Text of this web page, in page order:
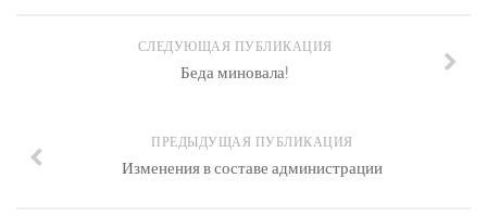
СЛЕДУЮЩАЯ ПУБЛИКАЦИЯ
Беда миновала!
ПРЕДЫДУЩАЯ ПУБЛИКАЦИЯ
Изменения в составе администрации